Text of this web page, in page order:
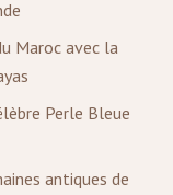
Maroc avec la
Perle Bleue
antiques de